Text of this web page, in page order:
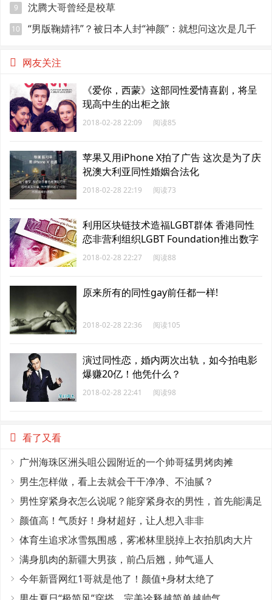
9 沈腾大哥曾经是校草
10
“男版鞠婧祎”？被日本人封“神颜”：就想问这次是几千
网友关注
《爱你，西蒙》这部同性爱情喜剧，将呈
现高中生的出柜之旅
2018-02-28 22:09 阅读85
苹果又用iPhone X拍了广告 这次是为了庆
祝澳大利亚同性婚姻合法化
2018-02-28 22:19 阅读73
利用区块链技术造福LGBT群体 香港同性
恋非营利组织LGBT Foundation推出数字
货币“粉币”
2018-02-28 22:27 阅读88
原来所有的同性gay前任都一样!
2018-02-28 22:36 阅读105
演过同性恋，婚内两次出轨，如今拍电影
爆赚20亿！他凭什么？
2018-02-28 22:41 阅读98
看了又看
广州海珠区洲头咀公园附近的一个帅哥猛男烤肉摊
男生怎样做，看上去就会干干净净、不油腻？
男性穿紧身衣怎么说呢？能穿紧身衣的男性，首先能满足
这4个条件
颜值高！气质好！身材超好，让人想入非非
体育生追求冰雪氛围感，雾凇林里脱掉上衣拍肌肉大片
满身肌肉的新疆大男孩，前凸后翘，帅气逼人
今年新晋网红1哥就是他了！颜值+身材太绝了